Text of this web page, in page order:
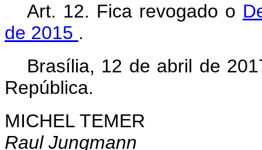
Art. 12. Fica revogado o
de 2015 .
Brasília, 12 de abril de
República.
MICHEL TEMER
Raul Jungmann